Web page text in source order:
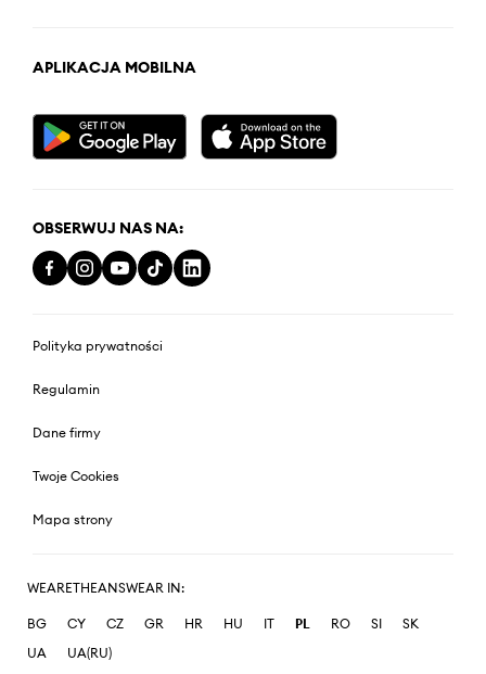
APLIKACJA MOBILNA
OBSERWUJ NAS NA:
Polityka prywatności
Regulamin
Dane firmy
Twoje Cookies
Mapa strony
WEARETHEANSWEAR IN:
BG CY CZ GR HR HU IT PL RO SI
SK
UA
UA(RU)